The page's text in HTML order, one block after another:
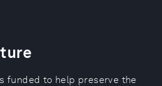
funded to help preserve the